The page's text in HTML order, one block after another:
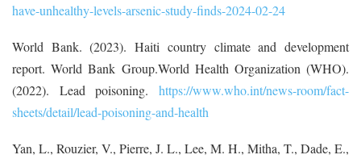
have-unhealthy-levels-arsenic-study-finds-2024-02-24
World Bank. (2023). Haiti country climate and development
report. World Bank Group.World Health Organization (WHO).
(2022). Lead poisoning. https://www.who.int/news-room/fact-
sheets/detail/lead-poisoning-and-health
Yan, L., Rouzier, V., Pierre, J. L., Lee, M. H., Mitha, T., Dade, E.,